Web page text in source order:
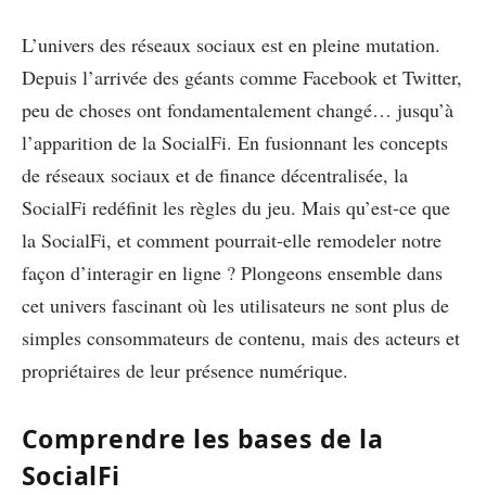
L’univers des réseaux sociaux est en pleine mutation.
Depuis l’arrivée des géants comme Facebook et Twitter,
peu de choses ont fondamentalement changé… jusqu’à
l’apparition de la SocialFi. En fusionnant les concepts
de réseaux sociaux et de finance décentralisée, la
SocialFi redéfinit les règles du jeu. Mais qu’est-ce que
la SocialFi, et comment pourrait-elle remodeler notre
façon d’interagir en ligne ? Plongeons ensemble dans
cet univers fascinant où les utilisateurs ne sont plus de
simples consommateurs de contenu, mais des acteurs et
propriétaires de leur présence numérique.
Comprendre les bases de la
SocialFi